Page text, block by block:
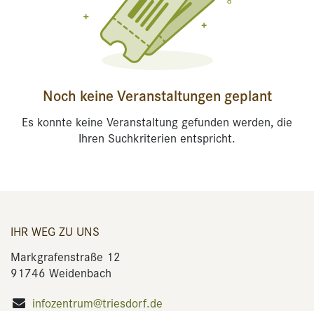
Noch keine Veranstaltungen geplant
Es konnte keine Veranstaltung gefunden werden, die
Ihren Suchkriterien entspricht.
IHR WEG ZU UNS
Markgrafenstraße 12
91746 Weidenbach
infozentrum@triesdorf.de